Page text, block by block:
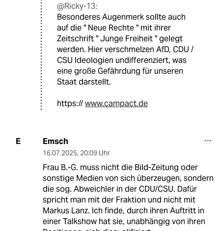
@Ricky-13:
Besonderes Augenmerk sollte auch
auf die " Neue Rechte " mit ihrer
Zeitschrift " Junge Freiheit " gelegt
werden. Hier verschmelzen AfD, CDU /
CSU Ideologien undifferenziert, was
eine große Gefährdung für unseren
Staat darstellt.
https://www.campact.de
E Emsch
16.07.2025, 20:09 Uhr
Frau B.-G. muss nicht die Bild-Zeitung oder
sonstige Medien von sich überzeugen, sondern
die sog. Abweichler in der CDU/CSU. Dafür
spricht man mit der Fraktion und nicht mit
Markus Lanz. Ich finde, durch ihren Auftritt in
einer Talkshow hat sie, unabhängig von ihren